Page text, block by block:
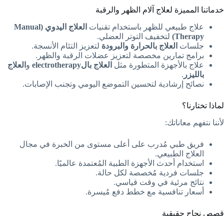
خدماتنا المميزة لعلاج آلام الظهر والرقبة
علاج طبيعي للظهر باستخدام تقنيات
العلاج اليدوي (Manual
Therapy) لتخفيف التوتر العضلي.
جلسات العلاج بالحرارة والبرودة لتعزيز التئام الأنسجة.
برامج تمارين مخصصة لتعزيز عضلات الرقبة والظهر.
علاج بالأجهزة المتطورة مثل العلاج بالelectrotherapy و العلاج
بالليزر .
نصائح إرشادية لتحسين التموضع اليومي وتجنب الإصابات.
لماذا تختارنا؟
لأننا نتفهم معاناتك:
فريق طبي مُدرب على أعلى مستوى من الخبرة في مجال
العلاج الطبيعي.
استخدام أحدث الأجهزة الطبية المُعتمدة عالميًا.
جلسات فردية مُخصصة لكل حالة.
نتائج مرئية في وقت قياسي.
أسعار تنافسية مع خطط دفع مُيسرة.
قصص نجاح حقيقية